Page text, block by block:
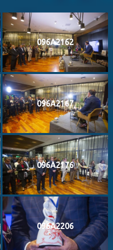
096A2162
096A2167
096A2176
096A2206